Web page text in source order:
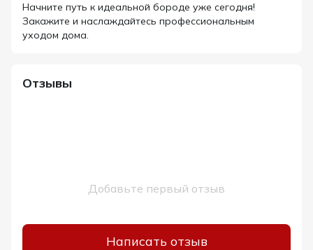
Начните путь к идеальной бороде уже сегодня!
Закажите и наслаждайтесь профессиональным
уходом дома.
Отзывы
Добавьте первый отзыв
Написать отзыв